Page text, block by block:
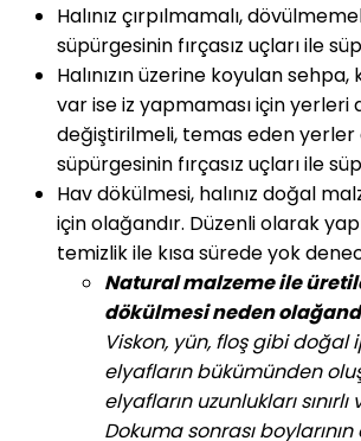
Halınız çırpılmamalı,
süpürgesinin fırçasız uçları ile
Halınızın üzerine koyulan
var ise iz yapmaması için yerleri
değiştirilmeli, temas eden
süpürgesinin fırçasız uçları ile
Hav dökülmesi, halınız doğal
için olağandır. Düzenli olarak
temizlik ile kısa sürede yok
Natural malzeme ile
dökülmesi neden
Viskon, yün, floş gibi doğal
elyafların bükümünden
elyafların uzunlukları sınırlı
Dokuma sonrası